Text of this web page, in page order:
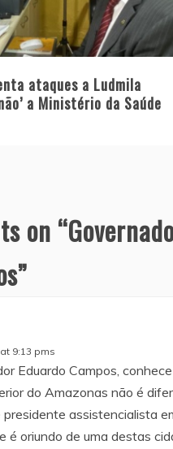
ataques a Ludmila
a Ministério da Saúde
on “
”
9:13 pms
Eduardo Campos,
do Amazonas não é
assistencialista
é oriundo de uma destas